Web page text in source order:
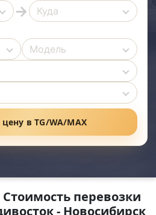
→
в TG/WA/MAX
Стоимость перевозки
- Новосибирск